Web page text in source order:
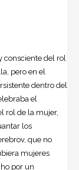
consciente del rol
pero en el
dentro del
el
rol de la mujer,
los
que no
mujeres
por un